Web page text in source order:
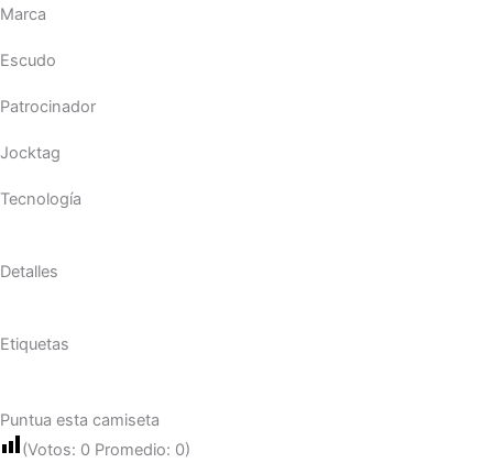
Marca
Escudo
Patrocinador
Jocktag
Tecnología
Detalles
Etiquetas
Puntua esta camiseta
(Votos: 0 Promedio: 0)